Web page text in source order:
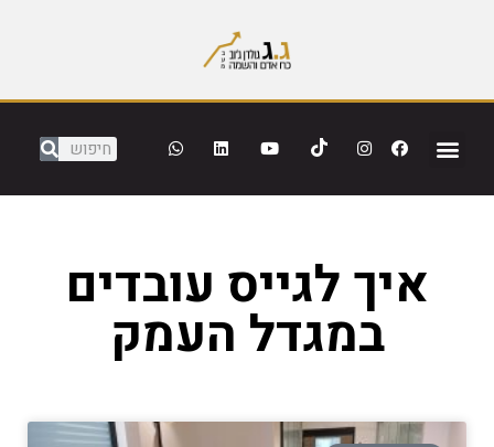
איך לגייס עובדים
במגדל העמק